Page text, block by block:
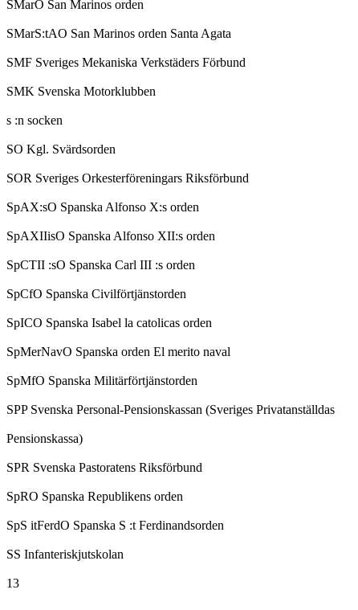
SMarO San Marinos orden
SMarS:tAO San Marinos orden Santa Agata
SMF Sveriges Mekaniska Verkstäders Förbund
SMK Svenska Motorklubben
s :n socken
SO Kgl. Svärdsorden
SOR Sveriges Orkesterföreningars Riksförbund
SpAX:sO Spanska Alfonso X:s orden
SpAXIIisO Spanska Alfonso XII:s orden
SpCTII :sO Spanska Carl III :s orden
SpCfO Spanska Civilförtjänstorden
SpICO Spanska Isabel la catolicas orden
SpMerNavO Spanska orden El merito naval
SpMfO Spanska Militärförtjänstorden
SPP Svenska Personal-Pensionskassan (Sveriges Privatanställdas
Pensionskassa)
SPR Svenska Pastoratens Riksförbund
SpRO Spanska Republikens orden
SpS itFerdO Spanska S :t Ferdinandsorden
SS Infanteriskjutskolan
13